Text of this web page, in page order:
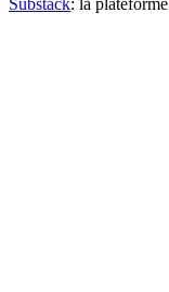
Substack: la